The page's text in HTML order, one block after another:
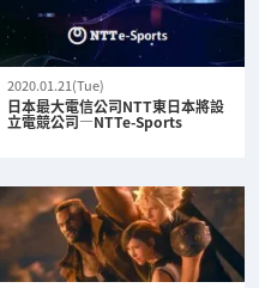
2020.01.21(Tue)
日本最大電信公司NTT東日本將設
立電競公司—NTTe-Sports